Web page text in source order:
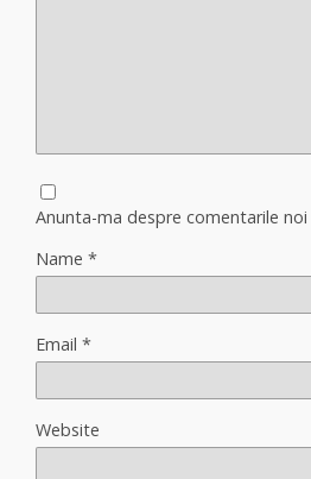
Anunta-ma despre comentarile noi
Name *
Email *
Website